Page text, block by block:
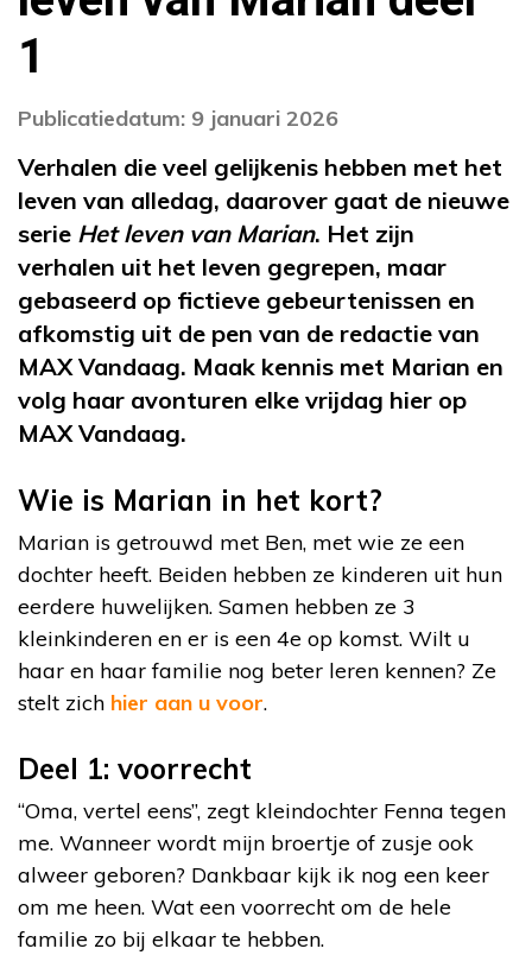
1
Publicatiedatum: 9 januari 2026
Verhalen die veel gelijkenis hebben met het
leven van alledag, daarover gaat de nieuwe
serie Het leven van Marian. Het zijn
verhalen uit het leven gegrepen, maar
gebaseerd op fictieve gebeurtenissen en
afkomstig uit de pen van de redactie van
MAX Vandaag. Maak kennis met Marian en
volg haar avonturen elke vrijdag hier op
MAX Vandaag.
Wie is Marian in het kort?
Marian is getrouwd met Ben, met wie ze een
dochter heeft. Beiden hebben ze kinderen uit hun
eerdere huwelijken. Samen hebben ze 3
kleinkinderen en er is een 4e op komst. Wilt u
haar en haar familie nog beter leren kennen? Ze
stelt zich hier aan u voor.
Deel 1: voorrecht
“Oma, vertel eens”, zegt kleindochter Fenna tegen
me. Wanneer wordt mijn broertje of zusje ook
alweer geboren? Dankbaar kijk ik nog een keer
om me heen. Wat een voorrecht om de hele
familie zo bij elkaar te hebben.